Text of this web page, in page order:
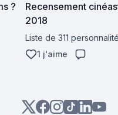
?
Recensement
2018
Liste de 311
1 j'aime